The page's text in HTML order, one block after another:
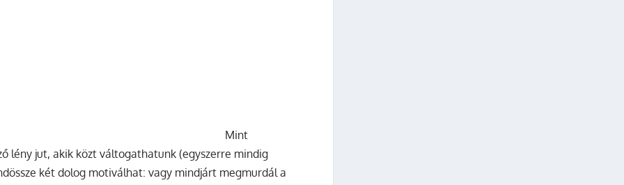
Mint
lény jut, akik közt váltogathatunk (egyszerre mindig
két dolog motiválhat: vagy mindjárt megmurdál a